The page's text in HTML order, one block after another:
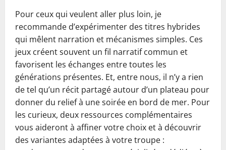
Pour ceux qui veulent aller plus loin, je
recommande d’expérimenter des titres hybrides
qui mêlent narration et mécanismes simples. Ces
jeux créent souvent un fil narratif commun et
favorisent les échanges entre toutes les
générations présentes. Et, entre nous, il n’y a rien
de tel qu’un récit partagé autour d’un plateau pour
donner du relief à une soirée en bord de mer. Pour
les curieux, deux ressources complémentaires
vous aideront à affiner votre choix et à découvrir
des variantes adaptées à votre troupe :